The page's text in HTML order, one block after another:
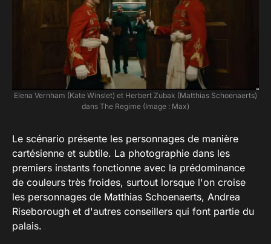
Elena Vernham (Kate Winslet) et Herbert Zubak (Matthias Schoenaerts)
dans The Regime (Image : Max)
Le scénario présente les personnages de manière
cartésienne et subtile. La photographie dans les
premiers instants fonctionne avec la prédominance
de couleurs très froides, surtout lorsque l'on croise
les personnages de Matthias Schoenaerts, Andrea
Riseborough et d'autres conseillers qui font partie du
palais.